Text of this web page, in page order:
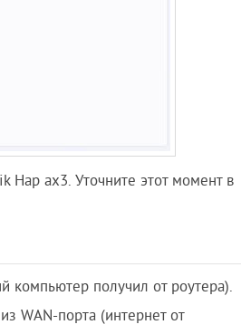
Hap ax3. Уточните этот момент в
компьютер получил от роутера).
WAN-порта (интернет от